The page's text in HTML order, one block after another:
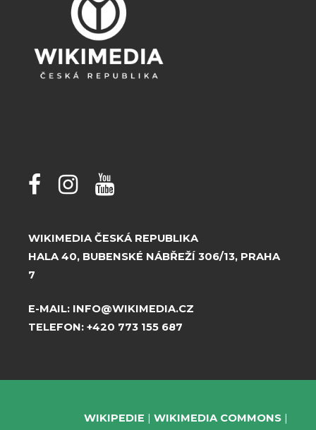
WIKIMEDIA ČESKÁ REPUBLIKA
HALA 40, BUBENSKÉ NÁBŘEŽÍ 306/13, PRAHA
7
E-MAIL: INFO@WIKIMEDIA.CZ
TELEFON: +420 773 155 687
WIKIPEDIE WIKIMEDIA COMMONS